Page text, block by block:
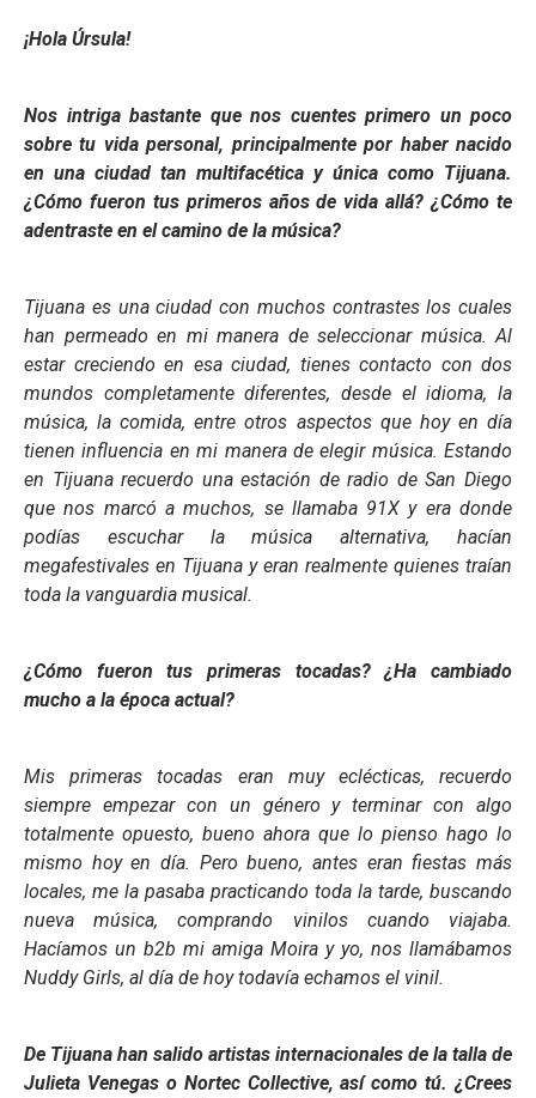
¡Hola Úrsula!
Nos intriga bastante que nos cuentes primero un poco
sobre tu vida personal, principalmente por haber nacido
en una ciudad tan multifacética y única como Tijuana.
¿Cómo fueron tus primeros años de vida allá? ¿Cómo te
adentraste en el camino de la música?
Tijuana es una ciudad con muchos contrastes los cuales
han permeado en mi manera de seleccionar música. Al
estar creciendo en esa ciudad, tienes contacto con dos
mundos completamente diferentes, desde el idioma, la
música, la comida, entre otros aspectos que hoy en día
tienen influencia en mi manera de elegir música. Estando
en Tijuana recuerdo una estación de radio de San Diego
que nos marcó a muchos, se llamaba 91X y era donde
podías escuchar la música alternativa, hacían
megafestivales en Tijuana y eran realmente quienes traían
toda la vanguardia musical.
¿Cómo fueron tus primeras tocadas? ¿Ha cambiado
mucho a la época actual?
Mis primeras tocadas eran muy eclécticas, recuerdo
siempre empezar con un género y terminar con algo
totalmente opuesto, bueno ahora que lo pienso hago lo
mismo hoy en día. Pero bueno, antes eran fiestas más
locales, me la pasaba practicando toda la tarde, buscando
nueva música, comprando vinilos cuando viajaba.
Hacíamos un b2b mi amiga Moira y yo, nos llamábamos
Nuddy Girls, al día de hoy todavía echamos el vinil.
De Tijuana han salido artistas internacionales de la talla de
Julieta Venegas o Nortec Collective, así como tú. ¿Crees